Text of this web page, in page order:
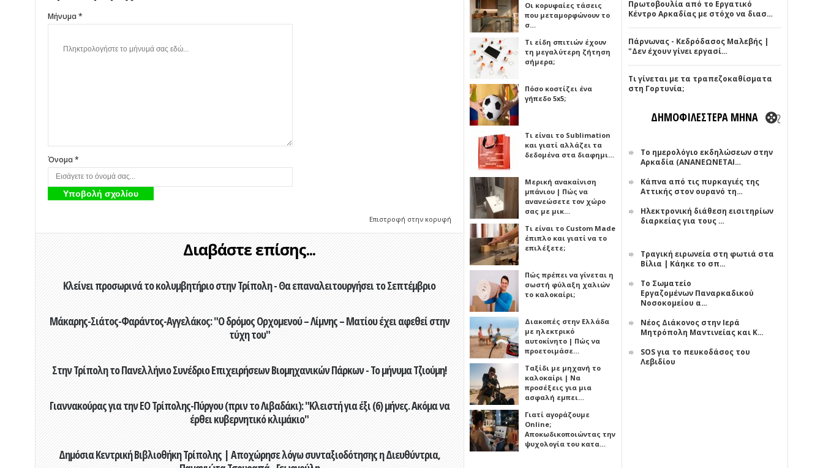
Μήνυμα *
Όνομα *
Επιστροφή στην κορυφή
Διαβάστε επίσης...
Κλείνει προσωρινά το κολυμβητήριο στην Τρίπολη - Θα επαναλειτουργήσει το Σεπτέμβριο
Μάκαρης-Σιάτος-Φαράντος-Αγγελάκος: "Ο δρόμος Ορχομενού – Λίμνης – Ματίου έχει αφεθεί στην
τύχη του"
Στην Τρίπολη το Πανελλήνιο Συνέδριο Επιχειρήσεων Βιομηχανικών Πάρκων - Το μήνυμα Τζιούμη!
Γιαννακούρας για την EO Τρίπολης-Πύργου (πριν το Λιβαδάκι): "Κλειστή για έξι (6) μήνες. Ακόμα να
έρθει κυβερνητικό κλιμάκιο"
Δημόσια Κεντρική Βιβλιοθήκη Τρίπολης | Αποχώρησε λόγω συνταξιοδότησης η Διευθύντρια,
Οι κορυφαίες τάσεις
που μεταμορφώνουν το
σ…
Τι είδη σπιτιών έχουν
τη μεγαλύτερη ζήτηση
σήμερα;
Πόσο κοστίζει ένα
γήπεδο 5x5;
Τι είναι το Sublimation
και γιατί αλλάζει τα
δεδομένα στα διαφημι…
Μερική ανακαίνιση
μπάνιου | Πώς να
ανανεώσετε τον χώρο
σας με μικ…
Τι είναι το Custom Made
έπιπλο και γιατί να το
επιλέξετε;
Πώς πρέπει να γίνεται η
σωστή φύλαξη χαλιών
το καλοκαίρι;
Διακοπές στην Ελλάδα
με ηλεκτρικό
αυτοκίνητο | Πώς να
προετοιμάσε…
Ταξίδι με μηχανή το
καλοκαίρι | Να
προσέξεις για μια
ασφαλή εμπει…
Γιατί αγοράζουμε
Online;
Αποκωδικοποιώντας την
ψυχολογία του κατα…
Πρωτοβουλία από το Εργατικό
Κέντρο Αρκαδίας με στόχο να διασ…
Πάρνωνας - Κεδρόδασος Μαλεβής |
"Δεν έχουν γίνει εργασί…
Τι γίνεται με τα τραπεζοκαθίσματα
στη Γορτυνία;
ΔΗΜΟΦΙΛΕΣΤΕΡΑ ΜΗΝΑ
Το ημερολόγιο εκδηλώσεων στην
Αρκαδία (ΑΝΑΝΕΩΝΕΤΑΙ…
Κάπνα από τις πυρκαγιές της
Αττικής στον ουρανό τη…
Ηλεκτρονική διάθεση εισιτηρίων
διαρκείας για τους …
Τραγική ειρωνεία στη φωτιά στα
Βίλια | Κάηκε το σπ…
Το Σωματείο
Εργαζομένων Παναρκαδικού
Νοσοκομείου α…
Νέος Διάκονος στην Ιερά
Μητρόπολη Μαντινείας και Κ…
SOS για το πευκοδάσος του
Λεβιδίου